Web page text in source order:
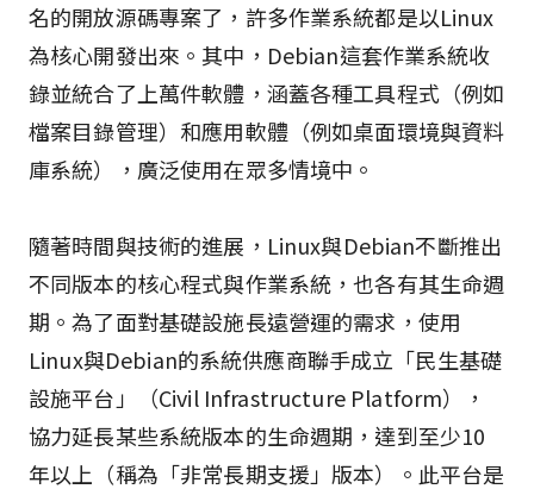
名的開放源碼專案了，許多作業系統都是以Linux
為核心開發出來。其中，Debian這套作業系統收
錄並統合了上萬件軟體，涵蓋各種工具程式（例如
檔案目錄管理）和應用軟體（例如桌面環境與資料
庫系統），廣泛使用在眾多情境中。
隨著時間與技術的進展，Linux與Debian不斷推出
不同版本的核心程式與作業系統，也各有其生命週
期。為了面對基礎設施長遠營運的需求，使用
Linux與Debian的系統供應商聯手成立「民生基礎
設施平台」（Civil Infrastructure Platform），
協力延長某些系統版本的生命週期，達到至少10
年以上（稱為「非常長期支援」版本）。此平台是